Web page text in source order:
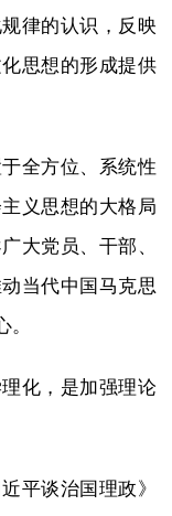
律的认识，反映
思想的形成提供
全方位、系统性
义思想的大格局
大党员、干部、
当代中国马克思
化，是加强理论
谈治国理政》